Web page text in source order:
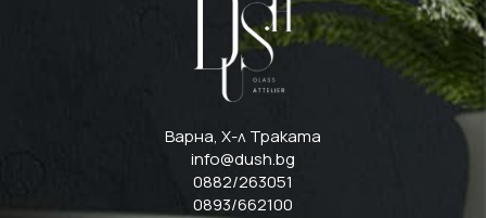
Варна, Х-л Траката
info@dush.bg
0882/263051
0893/662100